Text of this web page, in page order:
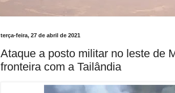
terça-feira, 27 de abril de 2021
Ataque a posto militar no leste de
fronteira com a Tailândia